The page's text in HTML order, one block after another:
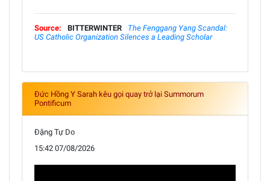
Source: BITTERWINTER
The Fenggang Yang Scandal:
US Catholic Organization Silences a Leading Scholar
Đức Hồng Y Sarah kêu gọi quay trở lại Summorum
Pontificum
Đặng Tự Do
15:42 07/08/2026